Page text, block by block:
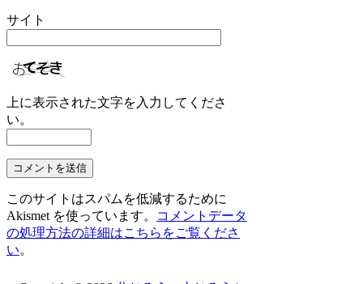
サイト
上に表示された文字を入力してくださ
い。
このサイトはスパムを低減するために
Akismet を使っています。
コメントデータ
の処理方法の詳細はこちらをご覧くださ
い。